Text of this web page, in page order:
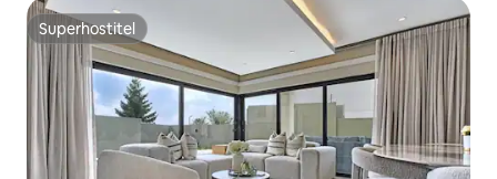
Superhostiteľ
Superhostiteľ